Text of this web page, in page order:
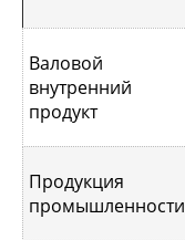
Валовой
внутренний
продукт
Продукция
промышленности